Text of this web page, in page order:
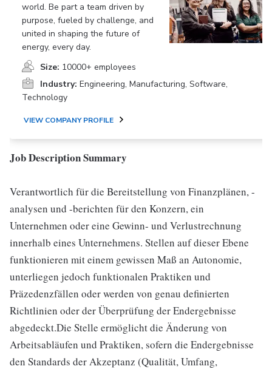
world. Be part a team driven by
purpose, fueled by challenge, and
united in shaping the future of
energy, every day.
Size: 10000+ employees
Industry: Engineering, Manufacturing, Software,
Technology
VIEW COMPANY PROFILE
Job Description Summary
Verantwortlich für die Bereitstellung von Finanzplänen, -
analysen und -berichten für den Konzern, ein
Unternehmen oder eine Gewinn- und Verlustrechnung
innerhalb eines Unternehmens. Stellen auf dieser Ebene
funktionieren mit einem gewissen Maß an Autonomie,
unterliegen jedoch funktionalen Praktiken und
Präzedenzfällen oder werden von genau definierten
Richtlinien oder der Überprüfung der Endergebnisse
abgedeckt.Die Stelle ermöglicht die Änderung von
Arbeitsabläufen und Praktiken, sofern die Endergebnisse
den Standards der Akzeptanz (Qualität, Umfang,